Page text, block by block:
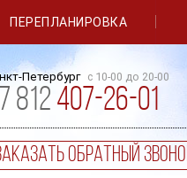
ПЕРЕПЛАНИРОВКА
Петербург с 10-00 до 20-00
7 812 407-26-01
обратный